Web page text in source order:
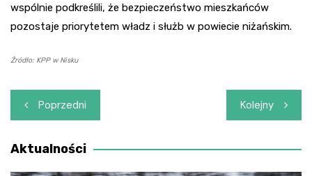
wspólnie podkreślili, że bezpieczeństwo mieszkańców
pozostaje priorytetem władz i służb w powiecie niżańskim.
Źródło: KPP w Nisku
Nawigacja
wpisu
Poprzedni Kolejny
Aktualności